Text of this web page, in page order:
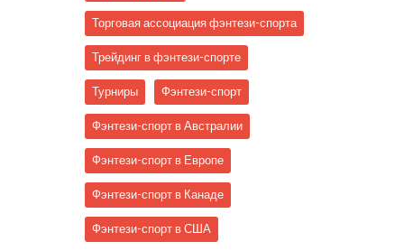
Торговая ассоциация фэнтези-спорта
Трейдинг в фэнтези-спорте
Турниры Фэнтези-спорт
Фэнтези-спорт в Австралии
Фэнтези-спорт в Европе
Фэнтези-спорт в Канаде
Фэнтези-спорт в США